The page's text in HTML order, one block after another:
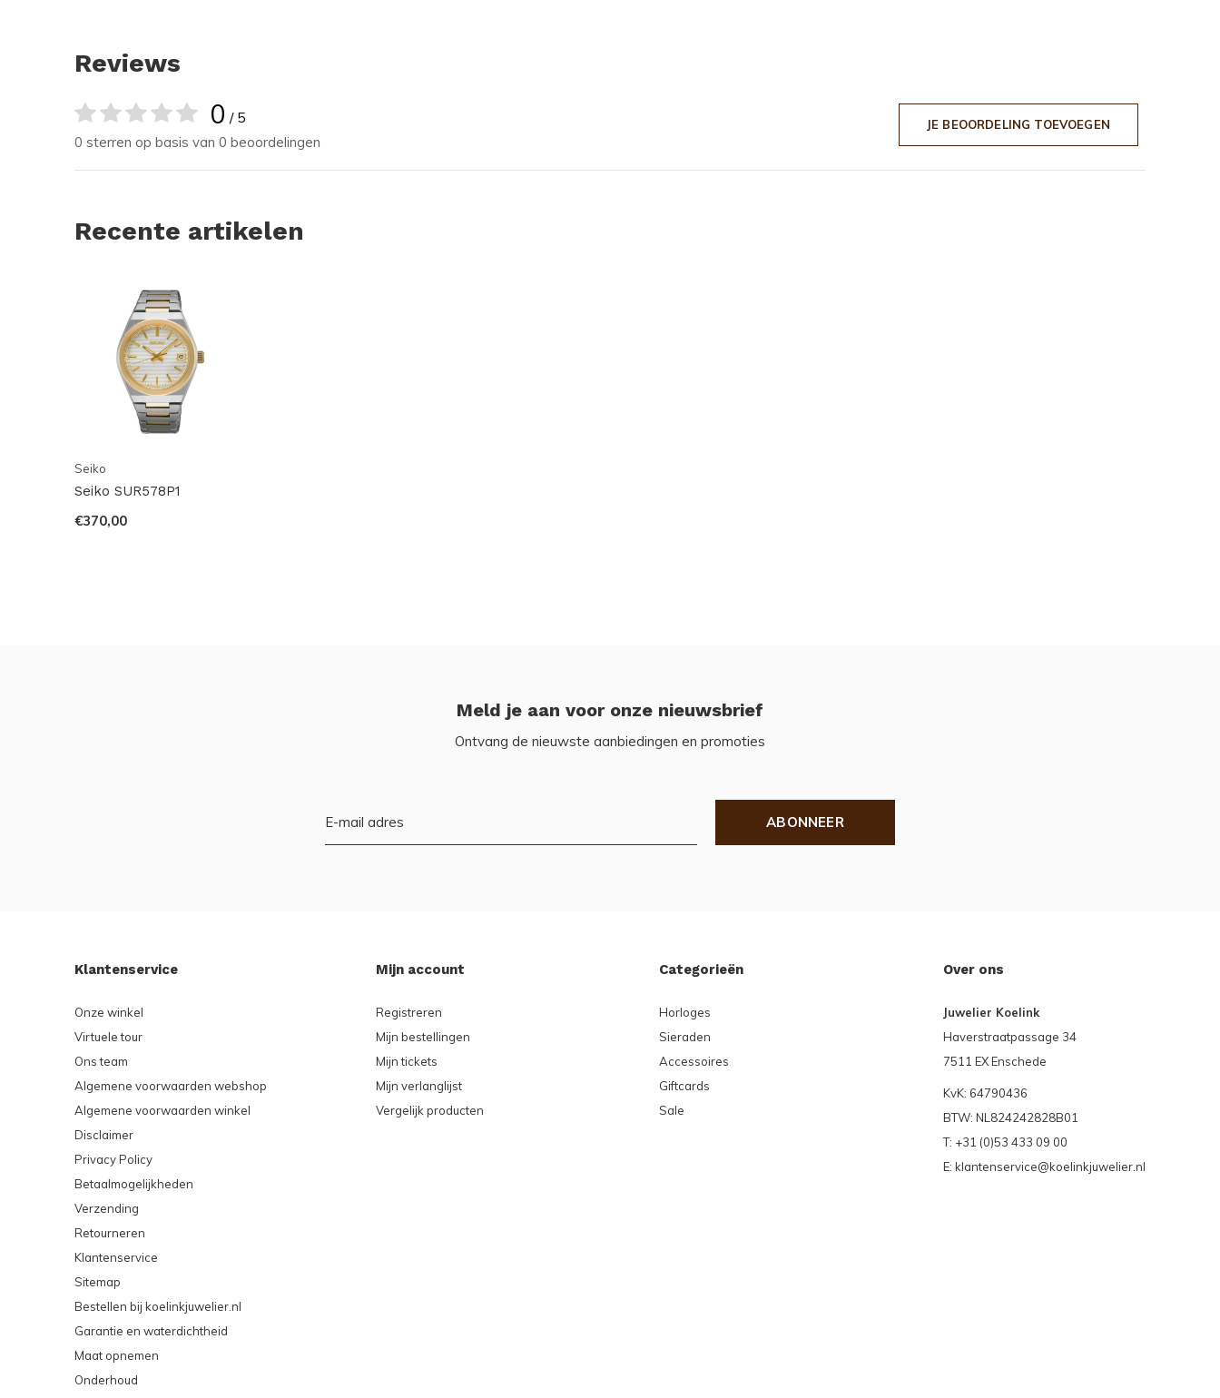
Reviews
0 / 5
0 sterren op basis van 0 beoordelingen
JE BEOORDELING TOEVOEGEN
Recente artikelen
Seiko
Seiko SUR578P1
€370,00
Meld je aan voor onze nieuwsbrief
Ontvang de nieuwste aanbiedingen en promoties
ABONNEER
Klantenservice
Onze winkel
Virtuele tour
Ons team
Algemene voorwaarden webshop
Algemene voorwaarden winkel
Disclaimer
Privacy Policy
Betaalmogelijkheden
Verzending
Retourneren
Klantenservice
Sitemap
Bestellen bij koelinkjuwelier.nl
Garantie en waterdichtheid
Maat opnemen
Onderhoud
Mijn account
Registreren
Mijn bestellingen
Mijn tickets
Mijn verlanglijst
Vergelijk producten
Categorieën
Horloges
Sieraden
Accessoires
Giftcards
Sale
Over ons
Juwelier Koelink
Haverstraatpassage 34
7511 EX Enschede
KvK: 64790436
BTW: NL824242828B01
T: +31 (0)53 433 09 00
E: klantenservice@koelinkjuwelier.nl